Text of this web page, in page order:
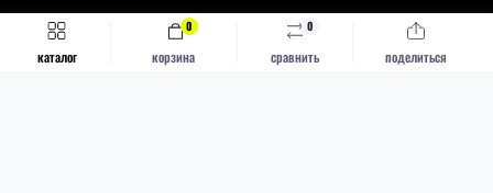
каталог сравнить
0
поделиться
корзина
0
Быстрый заказ